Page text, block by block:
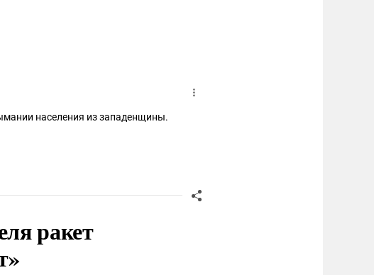
населения из западенщины.
ракет